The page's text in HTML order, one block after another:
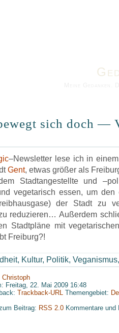
sich doch —
–Newsletter lese ich in
Gent, etwas größer als
Stadtangestellte und
vegetarisch essen, um den
der Stadt zu
reduzieren… Außerdem
Stadtpläne mit
Freiburg?!
, Kultur, Politik, Veganismus
Christoph
Freitag, 22. Mai 2009 16:48
Trackback-URL Themengebiet:
Beitrag: RSS 2.0 Kommentare